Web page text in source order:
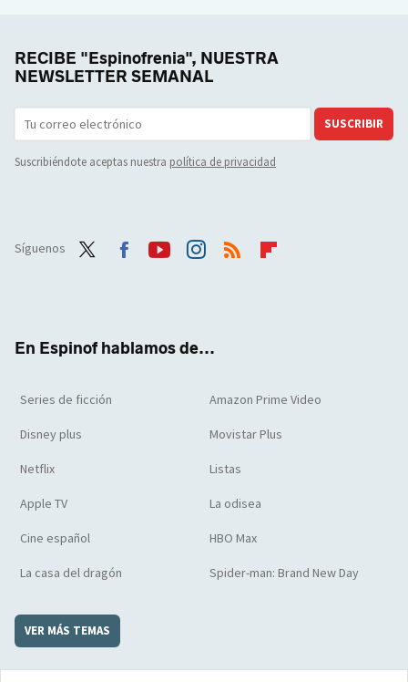
RECIBE "Espinofrenia", NUESTRA
NEWSLETTER SEMANAL
SUSCRIBIR
Suscribiéndote aceptas nuestra política de privacidad
Síguenos
En Espinof hablamos de...
Series de ficción Amazon Prime Video
Disney plus Movistar Plus
Netflix Listas
Apple TV La odisea
Cine español HBO Max
La casa del dragón Spider-man: Brand New Day
VER MÁS TEMAS